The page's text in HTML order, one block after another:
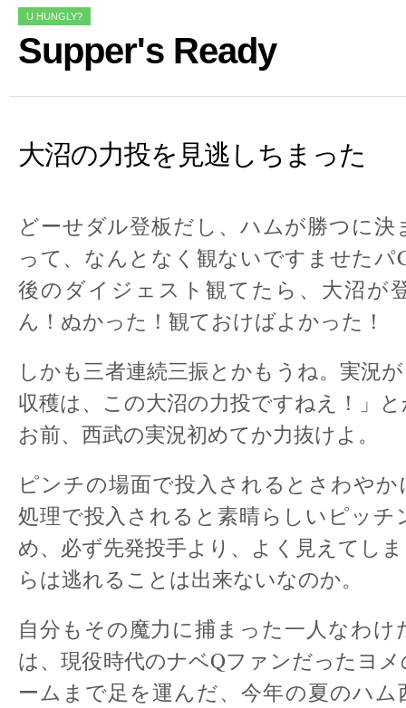
U HUNGLY?
Supper's Ready
大沼の力投を見逃しちまった
どーせダル登板だし、ハムが勝つに決
って、なんとなく観ないですませたパ
後のダイジェスト観てたら、大沼が
ん！ぬかった！観ておけばよかった！
しかも三者連続三振とかもうね。実況
収穫は、この大沼の力投ですねえ！」
お前、西武の実況初めてか力抜けよ。
ピンチの場面で投入されるとさわや
処理で投入されると素晴らしいピッチ
め、必ず先発投手より、よく見えてし
らは逃れることは出来ないなのか。
自分もその魔力に捕まった一人なわけ
は、現役時代のナベQファンだったヨ
ームまで足を運んだ、今年の夏のハム